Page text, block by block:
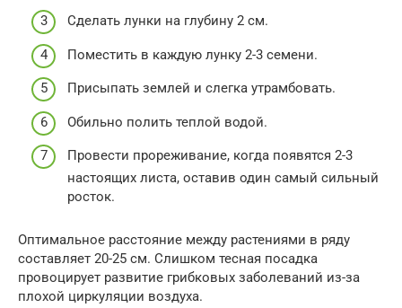
Сделать лунки на глубину 2 см.
Поместить в каждую лунку 2-3 семени.
Присыпать землей и слегка утрамбовать.
Обильно полить теплой водой.
Провести прореживание, когда появятся 2-3
настоящих листа, оставив один самый сильный
росток.
Оптимальное расстояние между растениями в ряду
составляет 20-25 см. Слишком тесная посадка
провоцирует развитие грибковых заболеваний из-за
плохой циркуляции воздуха.